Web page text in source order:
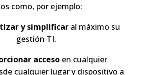
como, por ejemplo:
y simplificar al máximo su
gestión TI.
acceso en cualquier
cualquier lugar y dispositivo a